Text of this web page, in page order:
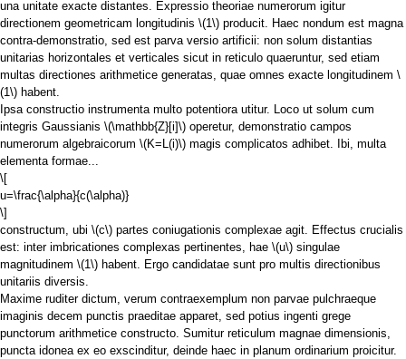
una unitate exacte distantes. Expressio theoriae numerorum igitur
directionem geometricam longitudinis \(1\) producit. Haec nondum est magna
contra-demonstratio, sed est parva versio artificii: non solum distantias
unitarias horizontales et verticales sicut in reticulo quaeruntur, sed etiam
multas directiones arithmetice generatas, quae omnes exacte longitudinem \
(1\) habent.
Ipsa constructio instrumenta multo potentiora utitur. Loco ut solum cum
integris Gaussianis \(\mathbb{Z}[i]\) operetur, demonstratio campos
numerorum algebraicorum \(K=L(i)\) magis complicatos adhibet. Ibi, multa
elementa formae...
\[
u=\frac{\alpha}{c(\alpha)}
\]
constructum, ubi \(c\) partes coniugationis complexae agit. Effectus crucialis
est: inter imbricationes complexas pertinentes, hae \(u\) singulae
magnitudinem \(1\) habent. Ergo candidatae sunt pro multis directionibus
unitariis diversis.
Maxime ruditer dictum, verum contraexemplum non parvae pulchraeque
imaginis decem punctis praeditae apparet, sed potius ingenti grege
punctorum arithmetice constructo. Sumitur reticulum magnae dimensionis,
puncta idonea ex eo exscinditur, deinde haec in planum ordinarium proicitur.